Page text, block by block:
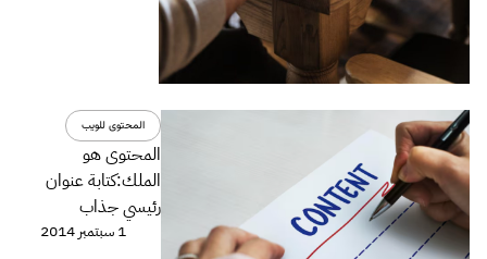
المحتوى للويب
المحتوى هو
الملك:كتابة عنوان
رئيسي جذاب
1 سبتمبر 2014